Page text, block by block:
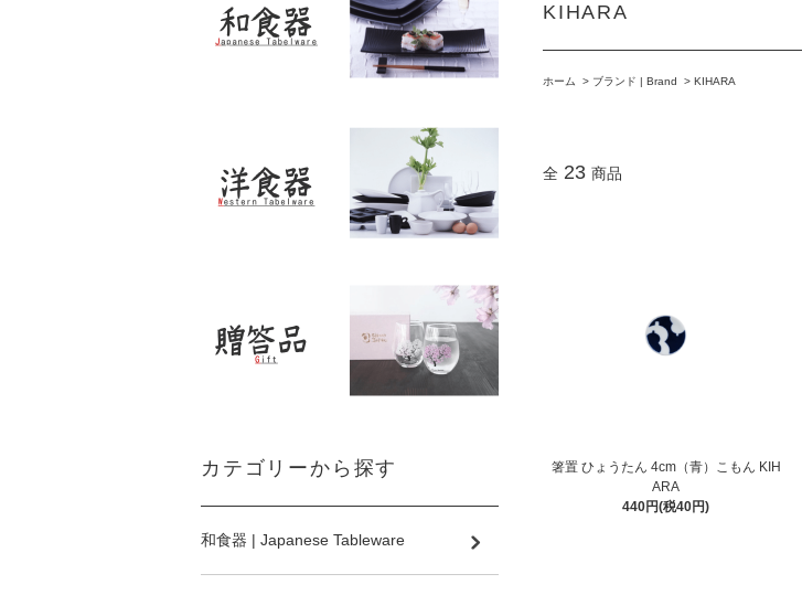
KIHARA
ホーム > ブランド | Brand > KIHARA
全 23 商品
箸置 ひょうたん 4cm（青）こもん KIH
ARA
440円(税40円)
カテゴリーから探す
和食器 | Japanese Tableware